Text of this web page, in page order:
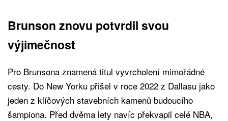
Brunson znovu potvrdil svou
výjimečnost
Pro Brunsona znamená titul vyvrcholení mimořádné
cesty. Do New Yorku přišel v roce 2022 z Dallasu jako
jeden z klíčových stavebních kamenů budoucího
šampiona. Před dvěma lety navíc překvapil celé NBA,